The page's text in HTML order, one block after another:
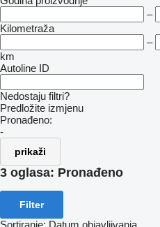
–
Kilometraža
–
km
Autoline ID
Nedostaju filtri?
Predložite izmjenu
Pronađeno:
-
prikaži
3 oglasa: Pronađeno
Filter
Sortiranje: Datum objavljivanja